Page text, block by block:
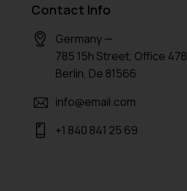
l
e
a
Contact Info
Germany —
785 15h Street, Office 478
Berlin, De 81566
info@email.com
+1 840 841 25 69